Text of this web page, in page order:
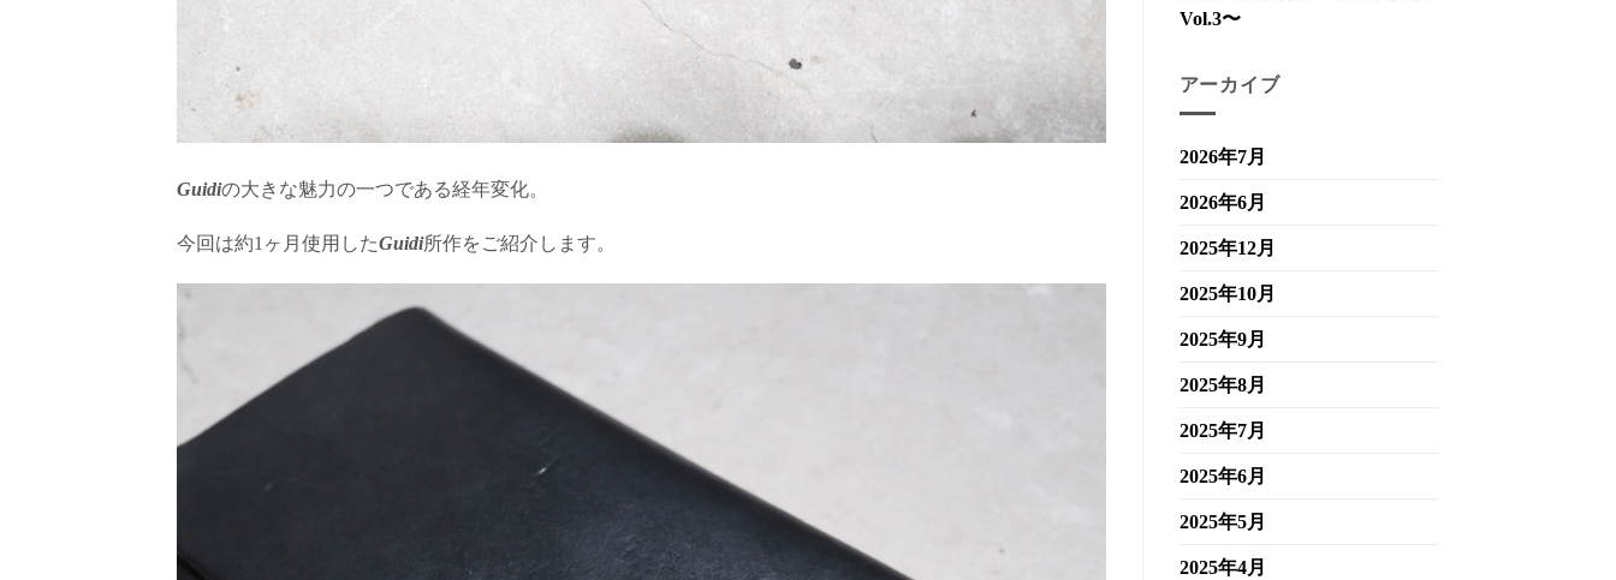
Guidiの大きな魅力の一つである経年変化。
今回は約1ヶ月使用したGuidi所作をご紹介します。
Vol.3〜
アーカイブ
2026年7月
2026年6月
2025年12月
2025年10月
2025年9月
2025年8月
2025年7月
2025年6月
2025年5月
2025年4月